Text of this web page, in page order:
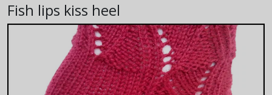
Fish lips kiss heel